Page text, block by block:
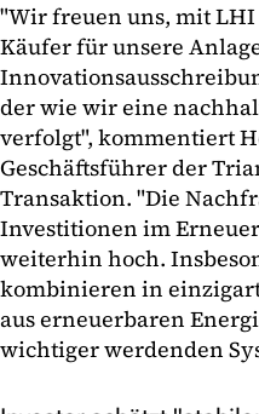
"Wir freuen uns, mit
Käufer für unsere
der wie wir eine
verfolgt", kommentiert
Geschäftsführer der
Transaktion. "Die
Investitionen im
weiterhin hoch.
kombinieren in
aus erneuerbaren
wichtiger werdenden